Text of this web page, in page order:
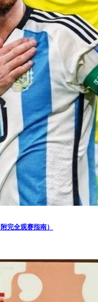
完全观赛指南）